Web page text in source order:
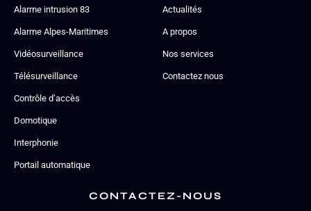
Alarme intrusion 83
Alarme Alpes-Maritimes
Vidéosurveillance
Télésurveillance
Contrôle d’accès
Domotique
Interphonie
Portail automatique
Actualités
A propos
Nos services
Contactez nous
CONTACTEZ-NOUS